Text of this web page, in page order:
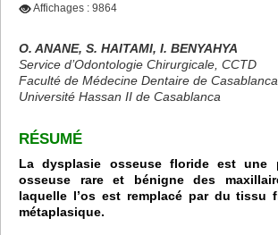
Affichages : 9864
O. ANANE, S. HAITAMI, I. BENYAHYA
Service d’Odontologie Chirurgicale, CCTD
Faculté de Médecine Dentaire de Casablanca
Université Hassan II de Casablanca
RÉSUMÉ
La dysplasie osseuse floride est une
osseuse rare et bénigne des
laquelle l’os est remplacé par du tissu
métaplasique.